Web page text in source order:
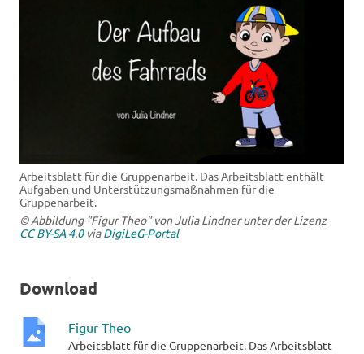
Arbeitsblatt für die Gruppenarbeit. Das Arbeitsblatt enthält
Aufgaben und Unterstützungsmaßnahmen für die
Gruppenarbeit.
© Abbildung "Figur Theo" von Julia Lindner unter der Lizenz
CC BY-SA 4.0viaDigiLeG-Portal
Download
Figur Theo
Arbeitsblatt für die Gruppenarbeit. Das Arbeitsblatt